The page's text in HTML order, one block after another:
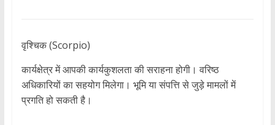
वृश्चिक (Scorpio)
कार्यक्षेत्र में आपकी कार्यकुशलता की सराहना होगी। वरिष्ठ
अधिकारियों का सहयोग मिलेगा। भूमि या संपत्ति से जुड़े मामलों में
प्रगति हो सकती है।